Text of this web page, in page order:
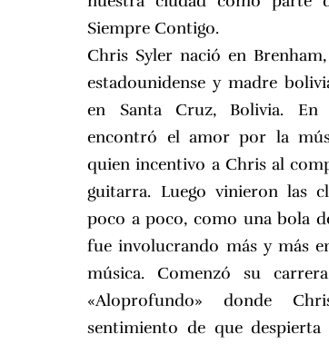
Siempre Contigo.
Chris Syler nació en
estadounidense y madre
en Santa Cruz, Bolivia. En
encontró el amor por la
quien incentivo a Chris al
guitarra. Luego vinieron las
poco a poco, como una bola
fue involucrando más y más
música. Comenzó su
«Aloprofundo» donde
sentimiento de que